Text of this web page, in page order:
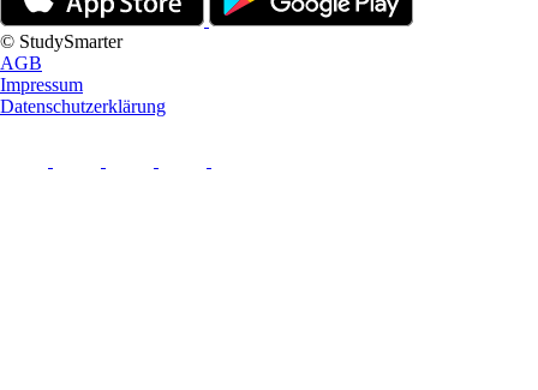
© StudySmarter
AGB
Impressum
Datenschutzerklärung